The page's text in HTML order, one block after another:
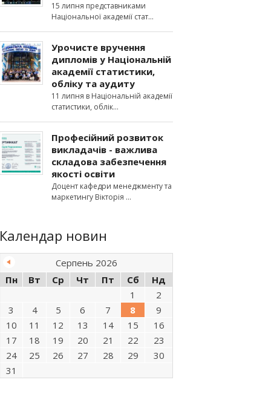
15 липня представниками
Національної академії стат
Урочисте вручення
дипломів у Національній
академії статистики,
обліку та аудиту
11 липня в Національній академії
статистики, облік
Професійний розвиток
викладачів - важлива
складова забезпечення
якості освіти
Доцент кафедри менеджменту та
маркетингу Вікторія
Календар новин
Серпень 2026
Пн
Вт Ср Чт Пт Сб
Нд
1
2
3
4 5 6 7 8
9
10
11 12 13 14 15
16
17
18 19 20 21 22
23
24
25 26 27 28 29
30
31